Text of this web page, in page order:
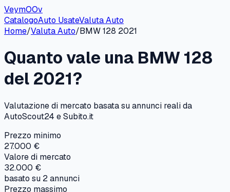
VeymOOv
CatalogoAuto UsateValuta Auto
Home/Valuta Auto/BMW128 2021
Quanto vale una BMW128
del 2021?
Valutazione di mercato basata su annunci reali da
AutoScout24 e Subito.it
Prezzo minimo
27.000 €
Valore di mercato
32.000 €
basato su 2annunci
Prezzo massimo